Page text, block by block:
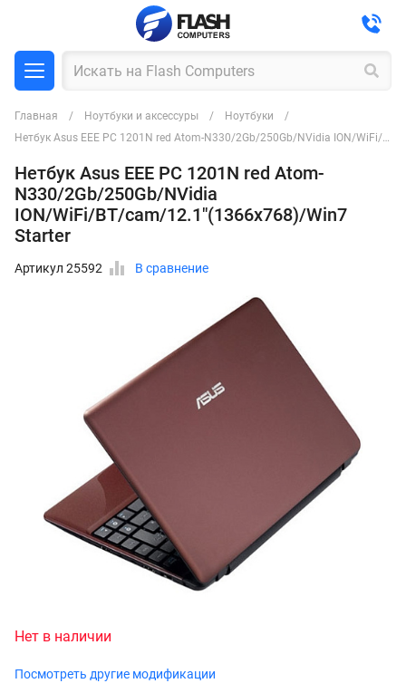
Главная Ноутбуки и аксессуры
Ноутбуки
Нетбук Asus EEE PC 1201N red Atom-N330/2Gb/250Gb/NVidia ION/WiFi/BT/cam/12.1"(1366x768)/Win7 Starter
Нетбук Asus EEE PC 1201N red Atom-
N330/2Gb/250Gb/NVidia
ION/WiFi/BT/cam/12.1"(1366x768)/Win7
Starter
Артикул 25592 В сравнение
Нет в наличии
Посмотреть другие модификации